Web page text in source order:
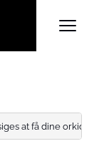
at få dine